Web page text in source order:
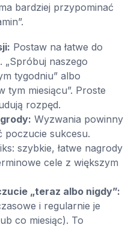
bardziej przypominać
Postaw na łatwe do
„Spróbuj naszego
tygodniu” albo
tym miesiącu”. Proste
rozpęd.
Wyzwania powinny
poczucie sukcesu.
szybkie, łatwe nagrody
cele z większym
„teraz albo nigdy”:
i regularnie je
co miesiąc). To